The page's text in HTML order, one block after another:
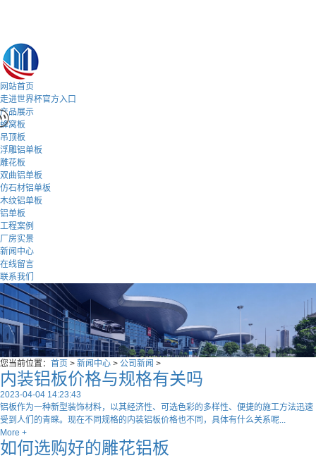
网站首页
走进世界杯官方入口
产品展示
蜂窝板
吊顶板
浮雕铝单板
雕花板
双曲铝单板
仿石材铝单板
木纹铝单板
铝单板
工程案例
厂房实景
新闻中心
在线留言
联系我们
您当前位置： 首页 > 新闻中心 > 公司新闻 >
内装铝板价格与规格有关吗
2023-04-04 14:23:43
铝板作为一种新型装饰材料，以其经济性、可选色彩的多样性、便捷的施工方法迅速
受到人们的青睐。现在不同规格的内装铝板价格也不同，具体有什么关系呢...
More +
如何选购好的雕花铝板